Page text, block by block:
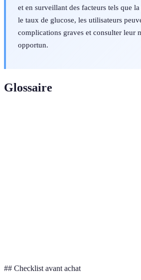
et en surveillant des facteurs tels que
le taux de glucose, les utilisateurs
complications graves et consulter leur
opportun.
Glossaire
## Checklist avant achat